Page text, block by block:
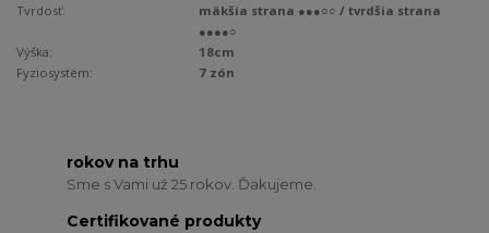
Tvrdosť:
mäkšia strana ●●●○○ / tvrdšia strana
●●●●○
Výška:
18cm
Fyziosystém:
7 zón
rokov na trhu
Sme s Vami už 25 rokov. Ďakujeme.
Certifikované produkty